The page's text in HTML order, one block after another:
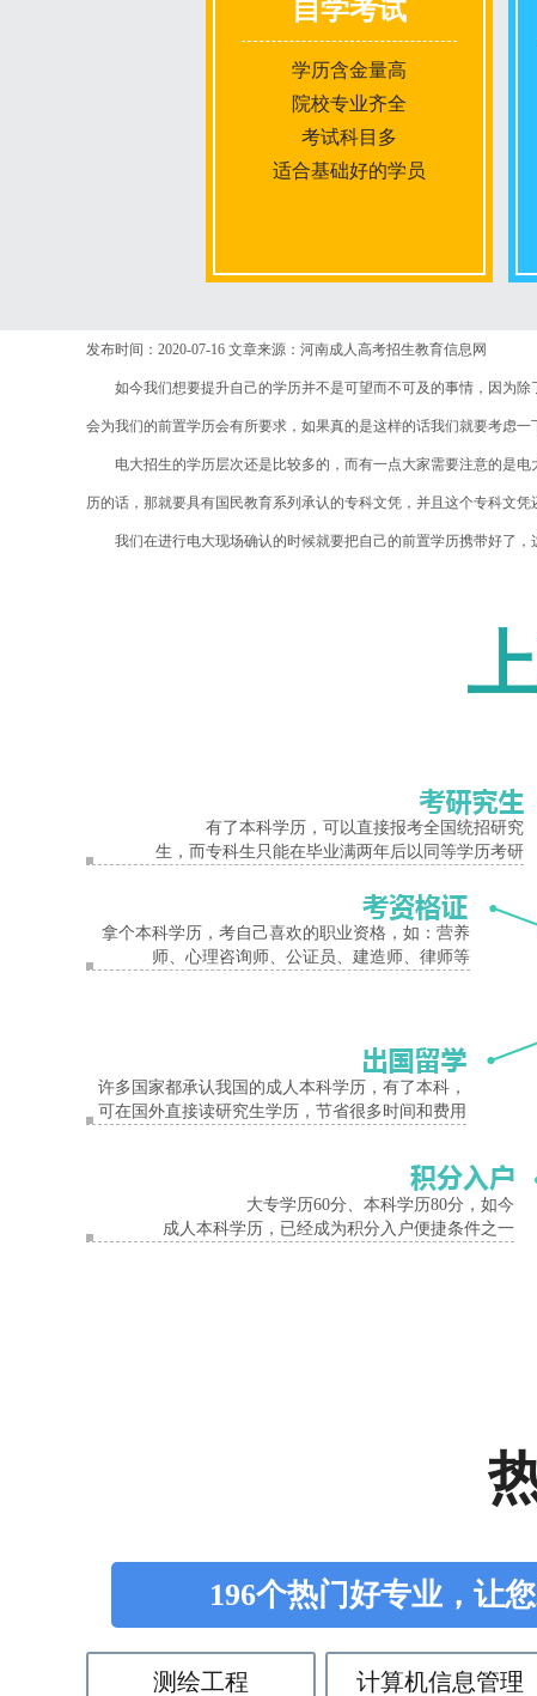
自学考试
学历含金量高
院校专业齐全
考试科目多
适合基础好的学员
报名条件
入学考试
考试时间
发布时间：2020-07-16 文章来源：河南成人高考招生教育信息网
如今我们想要提升自己的学历并不是可望而不可及的事情，因为除
会为我们的前置学历会有所要求，如果真的是这样的话我们就要考虑一
电大招生的学历层次还是比较多的，而有一点大家需要注意的是电
历的话，那就要具有国民教育系列承认的专科文凭，并且这个专科文
我们在进行电大现场确认的时候就要把自己的前置学历携带好了，
有了本科学历，可以直接报考全国统招研究
生，而专科生只能在毕业满两年后以同等学历考研
拿个本科学历，考自己喜欢的职业资格，如：营养
师、心理咨询师、公证员、建造师、律师等
许多国家都承认我国的成人本科学历，有了本科，
可在国外直接读研究生学历，节省很多时间和费用
大专学历60分、本科学历80分，如今
成人本科学历，已经成为积分入户便捷条件之一
196个热门好专业，让
测绘工程 计算机信息管理